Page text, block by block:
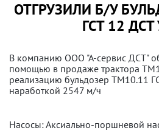
ОТГРУЗИЛИ Б/У
ГСТ 12 ДСТ
В компанию ООО "А-сервис ДСТ"
помощью в продаже трактора
реализацию бульдозер ТМ10.11
наработкой 2547 м/ч
Насосы: Аксиально-поршневой